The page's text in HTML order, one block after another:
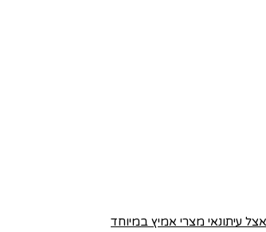
עיתונאי מצרי אמיץ במיוחד